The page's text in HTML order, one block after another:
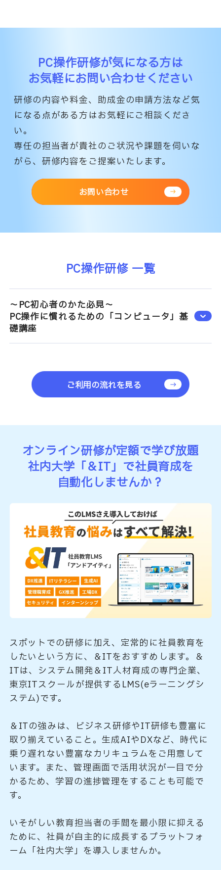
PC操作研修が気になる方は
お気軽にお問い合わせください
研修の内容や料金、助成金の申請方法など気
になる点がある方はお気軽にご相談くださ
い。
専任の担当者が貴社のご状況や課題を伺いな
がら、研修内容をご提案いたします。
お問い合わせ
PC操作研修 一覧
～PC初心者のかた必見～
PC操作に慣れるための「コンピュータ」基
礎講座
ご利用の流れを見る
オンライン研修が定額で学び放題
社内大学「＆IT」で社員育成を
自動化しませんか？
スポットでの研修に加え、定常的に社員教育を
したいという方に、＆ITをおすすめします。＆
ITは、システム開発＆IT人材育成の専門企業、
東京ITスクールが提供するLMS(eラーニングシ
ステム)です。
＆ITの強みは、ビジネス研修やIT研修も豊富に
取り揃えていること。生成AIやDXなど、時代に
乗り遅れない豊富なカリキュラムをご用意して
います。また、管理画面で活用状況が一目で分
かるため、学習の進捗管理をすることも可能で
す。
いそがしい教育担当者の手間を最小限に抑える
ために、社員が自主的に成長するプラットフォ
ーム「社内大学」を導入しませんか。